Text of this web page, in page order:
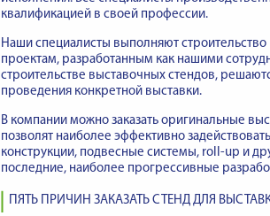
квалификацией в своей профессии.
Наши специалисты выполняют
проектам, разработанным как нашими
строительстве выставочных стендов,
проведения конкретной выставки.
В компании можно заказать оригинальные
позволят наиболее эффективно
конструкции, подвесные системы, roll-up и
последние, наиболее прогрессивные
ПЯТЬ ПРИЧИН ЗАКАЗАТЬ СТЕНД ДЛЯ